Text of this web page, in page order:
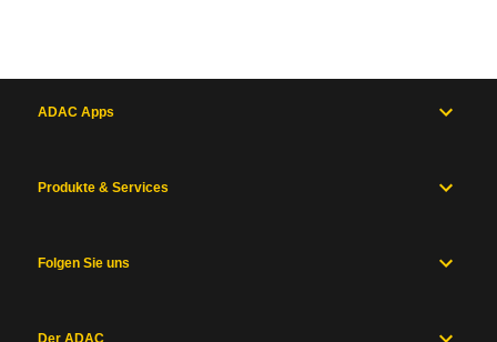
ADAC Apps
Produkte & Services
Folgen Sie uns
Der ADAC